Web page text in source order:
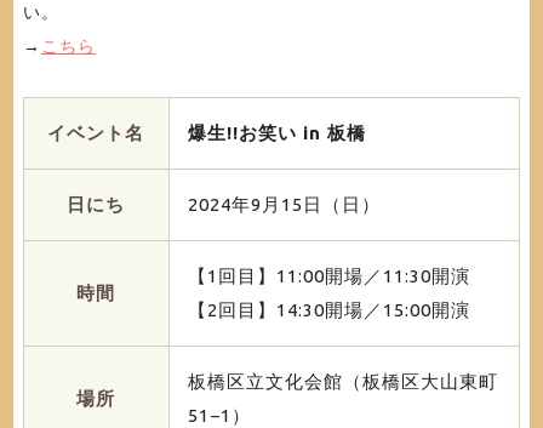
い。
→ こちら
イベント名 爆生!!お笑い in 板橋
日にち 2024年9月15日（日）
時間
【1回目】11:00開場／11:30開演
【2回目】14:30開場／15:00開演
場所
板橋区立文化会館（板橋区大山東町
51−1）